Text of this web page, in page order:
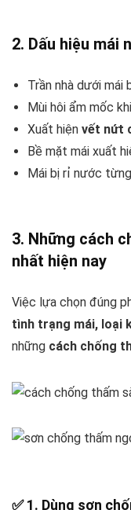
2. Dấu hiệu mái
Trần nhà dưới mái
Mùi hôi ẩm mốc
Xuất hiện vết nứt
Bề mặt mái xuất
Mái bị rỉ nước
3. Những cách
nhất hiện nay
Việc lựa chọn đúng
tình trạng mái, loại
những cách chống
✅ 1. Dùng sơn